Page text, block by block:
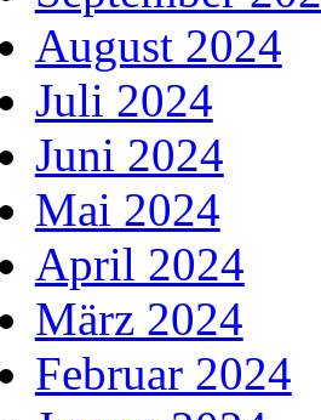
August 2024
Juli 2024
Juni 2024
Mai 2024
April 2024
März 2024
Februar 2024